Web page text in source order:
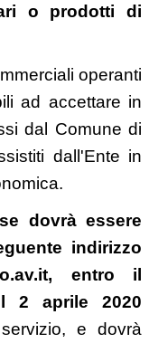
o prodotti di
operanti
ad accettare in
dal Comune di
dall'Ente in
dovrà essere
indirizzo
entro il
2 aprile 2020
e dovrà